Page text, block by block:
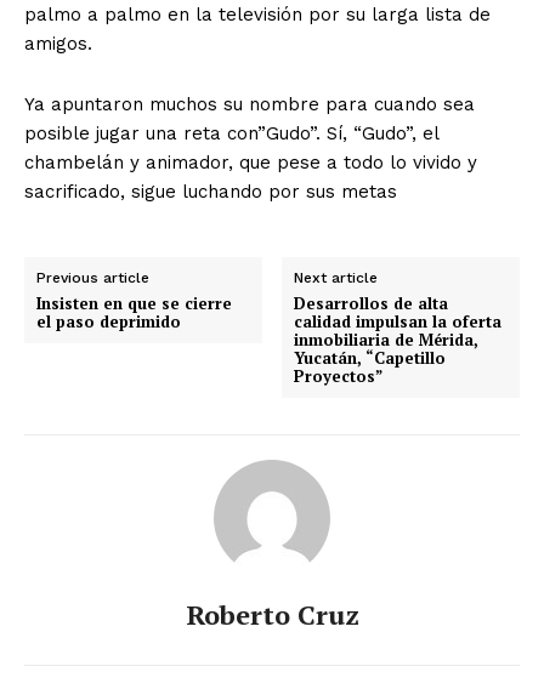
palmo a palmo en la televisión por su larga lista de
amigos.
Ya apuntaron muchos su nombre para cuando sea
posible jugar una reta con”Gudo”. Sí, “Gudo”, el
chambelán y animador, que pese a todo lo vivido y
sacrificado, sigue luchando por sus metas
Previous article
Insisten en que se cierre
el paso deprimido
Next article
Desarrollos de alta
calidad impulsan la oferta
inmobiliaria de Mérida,
Yucatán, “Capetillo
Proyectos”
Roberto Cruz